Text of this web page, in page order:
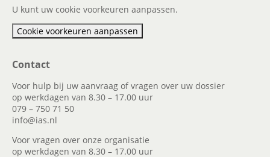
U kunt uw cookie voorkeuren aanpassen.
Cookie voorkeuren aanpassen
Contact
Voor hulp bij uw aanvraag of vragen over uw dossier
op werkdagen van 8.30 – 17.00 uur
079 – 750 71 50
info@ias.nl
Voor vragen over onze organisatie
op werkdagen van 8.30 – 17.00 uur